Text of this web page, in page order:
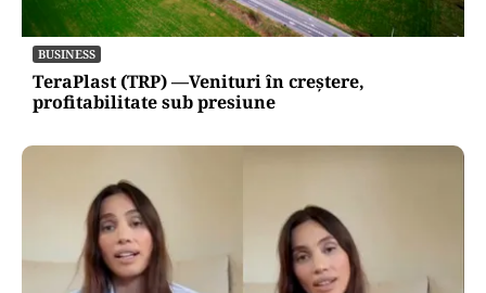
BUSINESS
TeraPlast (TRP) —Venituri în creștere,
profitabilitate sub presiune